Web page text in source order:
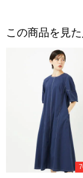
この商品を見